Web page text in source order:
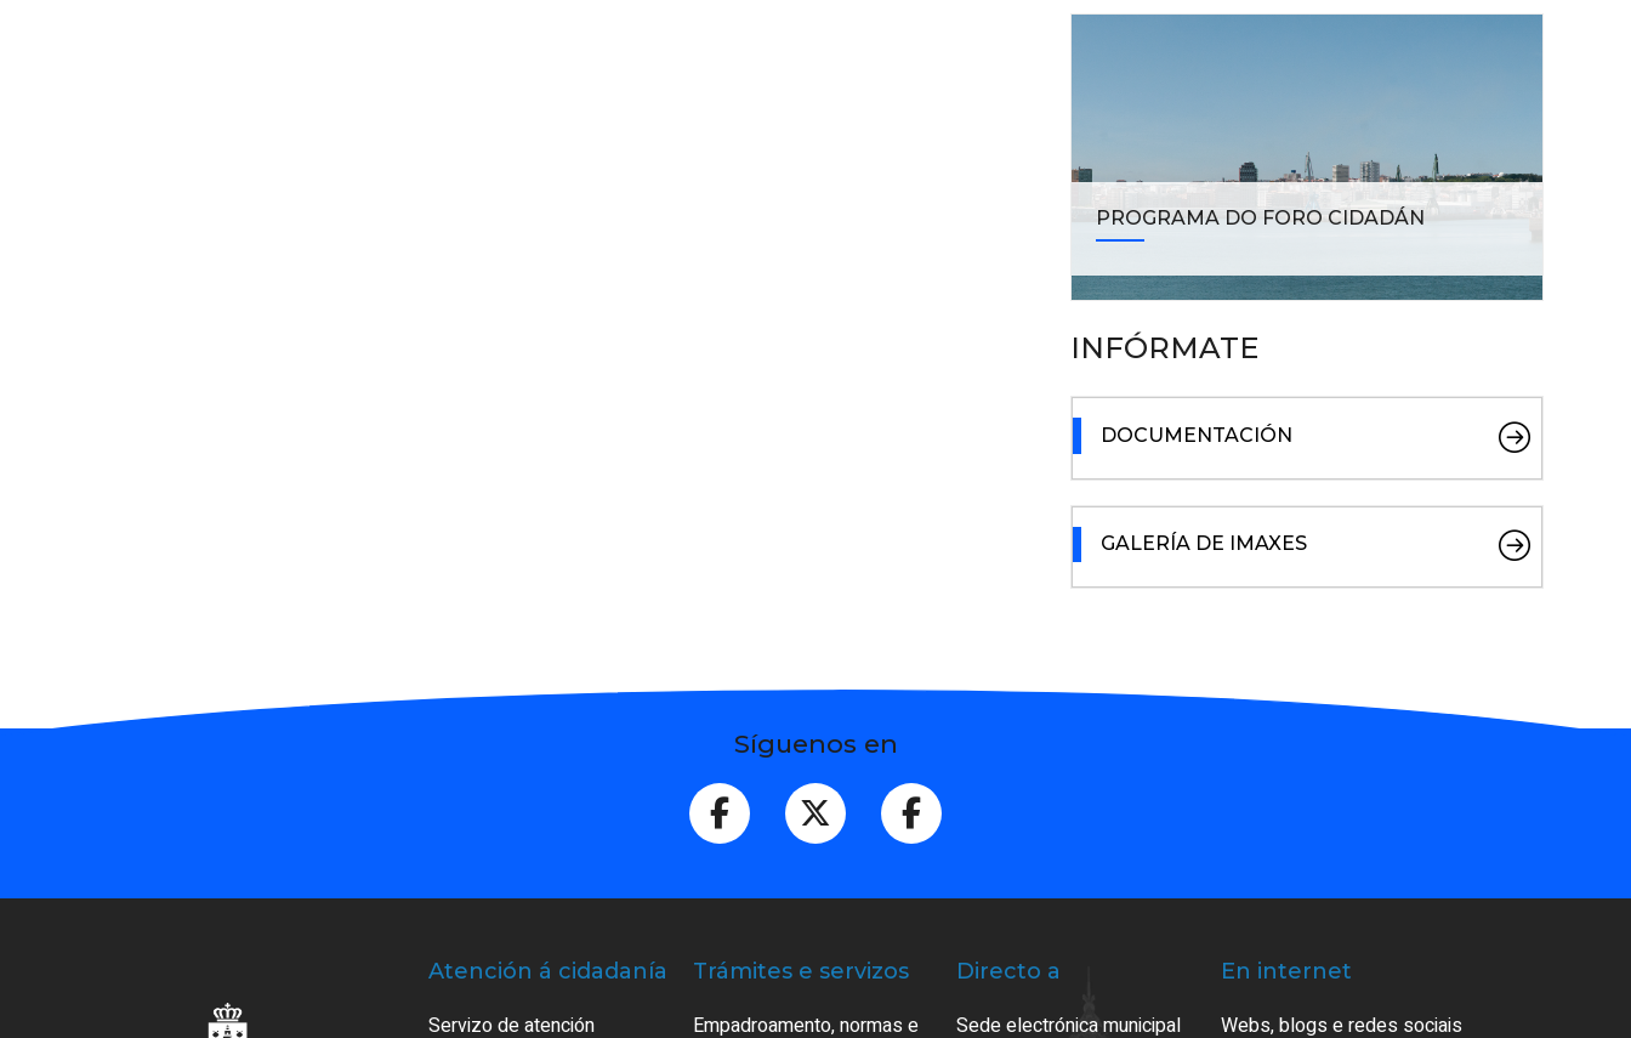
PROGRAMA DO FORO CIDADÁN
INFÓRMATE
DOCUMENTACIÓN
GALERÍA DE IMAXES
Síguenos en
Atención á cidadanía
Servizo de atención
Trámites e servizos
Empadroamento, normas e
Directo a
Sede electrónica municipal
En internet
Webs, blogs e redes sociais